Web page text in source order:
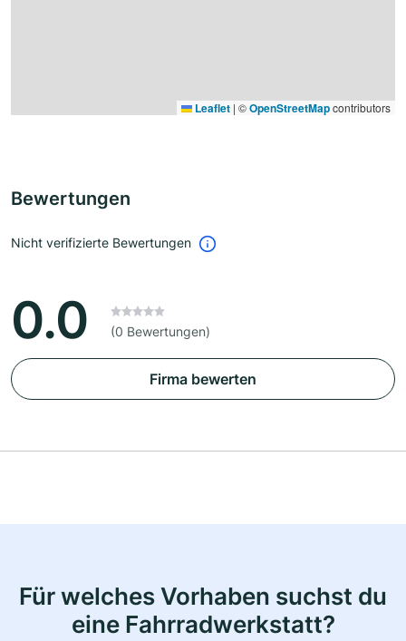
Leaflet | ©OpenStreetMapcontributors
Bewertungen
Nicht verifizierte Bewertungen
0.0 (0 Bewertungen)
Firma bewerten
Für welches Vorhaben suchst du
eine Fahrradwerkstatt?